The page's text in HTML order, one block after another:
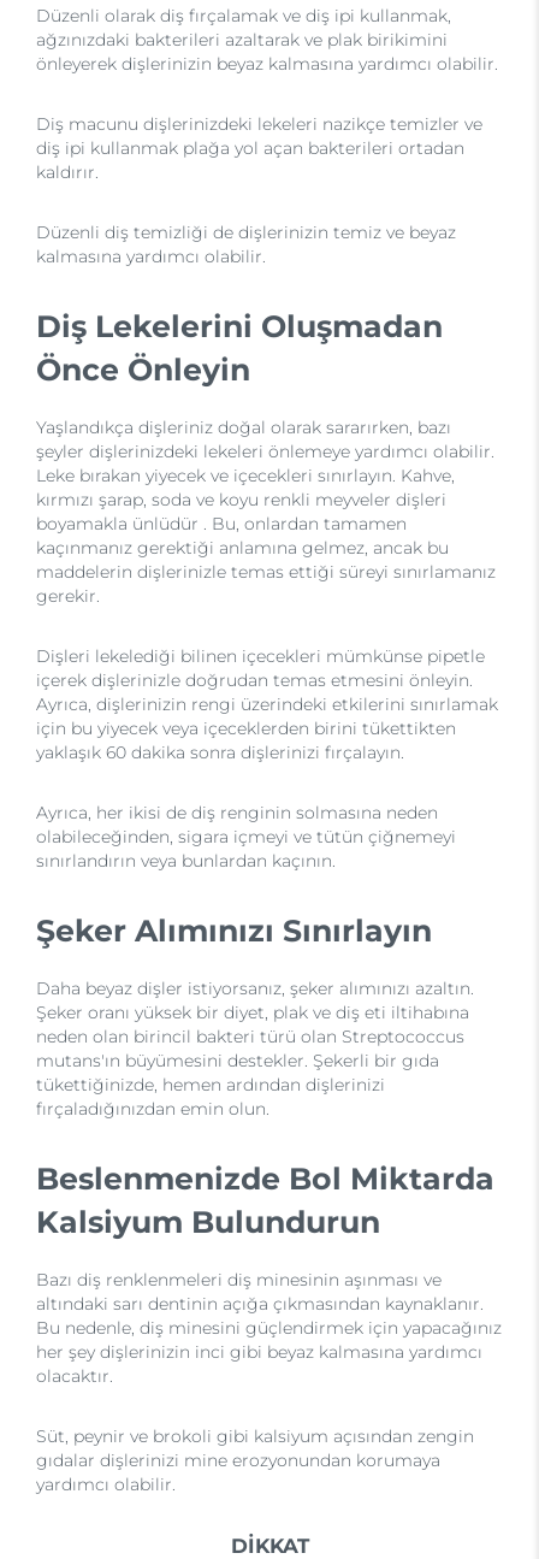
Düzenli olarak diş fırçalamak ve diş ipi kullanmak,
ağzınızdaki bakterileri azaltarak ve plak birikimini
önleyerek dişlerinizin beyaz kalmasına yardımcı olabilir.
Diş macunu dişlerinizdeki lekeleri nazikçe temizler ve
diş ipi kullanmak plağa yol açan bakterileri ortadan
kaldırır.
Düzenli diş temizliği de dişlerinizin temiz ve beyaz
kalmasına yardımcı olabilir.
Diş Lekelerini Oluşmadan
Önce Önleyin
Yaşlandıkça dişleriniz doğal olarak sararırken, bazı
şeyler dişlerinizdeki lekeleri önlemeye yardımcı olabilir.
Leke bırakan yiyecek ve içecekleri sınırlayın. Kahve,
kırmızı şarap, soda ve koyu renkli meyveler dişleri
boyamakla ünlüdür . Bu, onlardan tamamen
kaçınmanız gerektiği anlamına gelmez, ancak bu
maddelerin dişlerinizle temas ettiği süreyi sınırlamanız
gerekir.
Dişleri lekelediği bilinen içecekleri mümkünse pipetle
içerek dişlerinizle doğrudan temas etmesini önleyin.
Ayrıca, dişlerinizin rengi üzerindeki etkilerini sınırlamak
için bu yiyecek veya içeceklerden birini tükettikten
yaklaşık 60 dakika sonra dişlerinizi fırçalayın.
Ayrıca, her ikisi de diş renginin solmasına neden
olabileceğinden, sigara içmeyi ve tütün çiğnemeyi
sınırlandırın veya bunlardan kaçının.
Şeker Alımınızı Sınırlayın
Daha beyaz dişler istiyorsanız, şeker alımınızı azaltın.
Şeker oranı yüksek bir diyet, plak ve diş eti iltihabına
neden olan birincil bakteri türü olan Streptococcus
mutans'ın büyümesini destekler. Şekerli bir gıda
tükettiğinizde, hemen ardından dişlerinizi
fırçaladığınızdan emin olun.
Beslenmenizde Bol Miktarda
Kalsiyum Bulundurun
Bazı diş renklenmeleri diş minesinin aşınması ve
altındaki sarı dentinin açığa çıkmasından kaynaklanır.
Bu nedenle, diş minesini güçlendirmek için yapacağınız
her şey dişlerinizin inci gibi beyaz kalmasına yardımcı
olacaktır.
Süt, peynir ve brokoli gibi kalsiyum açısından zengin
gıdalar dişlerinizi mine erozyonundan korumaya
yardımcı olabilir.
DİKKAT